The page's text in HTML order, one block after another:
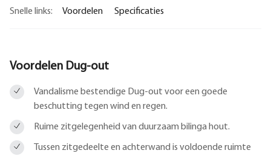
Snelle links: Voordelen Specificaties
Voordelen Dug-out
Vandalisme bestendige Dug-out voor een goede
beschutting tegen wind en regen.
Ruime zitgelegenheid van duurzaam bilinga hout.
Tussen zitgedeelte en achterwand is voldoende ruimte